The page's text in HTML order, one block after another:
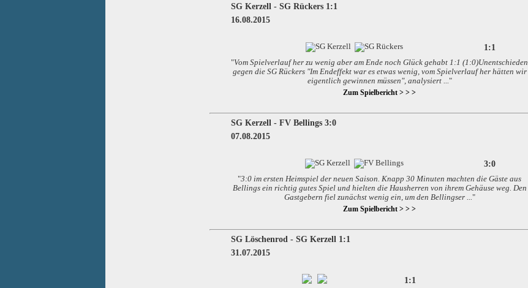
SG Kerzell - SG Rückers 1:1
16.08.2015
1:1
"Vom Spielverlauf her zu wenig aber am Ende noch Glück gehabt 1:1 (1:0)Unentschieden
gegen die SG Rückers "Im Endeffekt war es etwas wenig, vom Spielverlauf her hätten wir
eigentlich gewinnen müssen", analysiert ..."
Zum Spielbericht > > >
SG Kerzell - FV Bellings 3:0
07.08.2015
3:0
"3:0 im ersten Heimspiel der neuen Saison. Knapp 30 Minuten machten die Gäste aus
Bellings ein richtig gutes Spiel und hielten die Hausherren von ihrem Gehäuse weg. Den
Gastgebern fiel zunächst wenig ein, um den Bellingser ..."
Zum Spielbericht > > >
SG Löschenrod - SG Kerzell 1:1
31.07.2015
1:1